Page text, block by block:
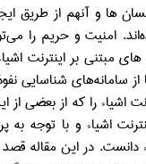
ها و آنهم از طریق
امنیت و حریم را
بر اینترنت
سامانه‌های شناسایی
اشیاء را که از بعضی
اشیاء و با توجه
دانست. در این مقاله